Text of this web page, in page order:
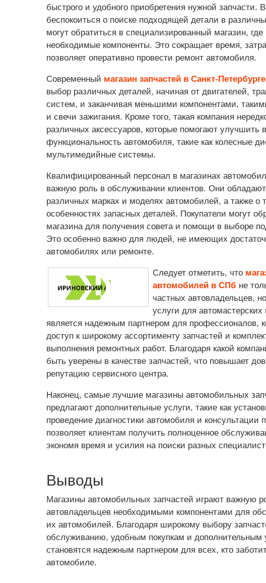
быстрого и удобного приобретения нужной запчасти.
беспокоиться о поиске подходящей детали в
могут обратиться в специализированный магазин,
необходимые компоненты. Это сокращает время,
позволяет оперативно провести ремонт автомобиля.
Современный магазин запчастей в Санкт-Петербурге
выбор различных деталей, начиная от двигателей,
систем, и заканчивая меньшими компонентами,
и свечи зажигания. Кроме того, такая компания
различных аксессуаров, которые помогают улучшить
функциональность автомобиля, такие как колесные
мультимедийные системы.
Квалифицированный персонал в магазинах
важную роль в обслуживании клиентов. Они
различных марках и моделях автомобилей, а также о
особенностях запасных деталей. Покупатели могут
магазина для получения совета и помощи в выборе
Это особенно важно для людей, не имеющих
автомобилях или ремонте.
Следует отметить, что
автомобилей в СПб не
частных автовладельцев,
услуги для
является надежным партнером для профессионалов,
доступ к широкому ассортименту запчастей и
выполнения ремонтных работ. Благодаря какой
быть уверены в качестве запчастей, что повышает
репутацию сервисного центра.
Наконец, самые лучшие магазины автомобильных
предлагают дополнительные услуги, такие как
проведение диагностики автомобиля и консультации
позволяет клиентам получить полноценное
экономя время и усилия на поиски разных
Выводы
Магазины автомобильных запчастей играют важную
автовладельцев необходимыми компонентами для
их автомобилей. Благодаря широкому выбору
обслуживанию, удобным покупкам и дополнительным
становятся надежным партнером для всех, кто
автомобиле.